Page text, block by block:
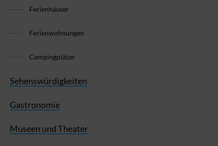
Ferienhäuser
Ferienwohnungen
Campingplätze
Sehenswürdigkeiten
Gastronomie
Museen und Theater